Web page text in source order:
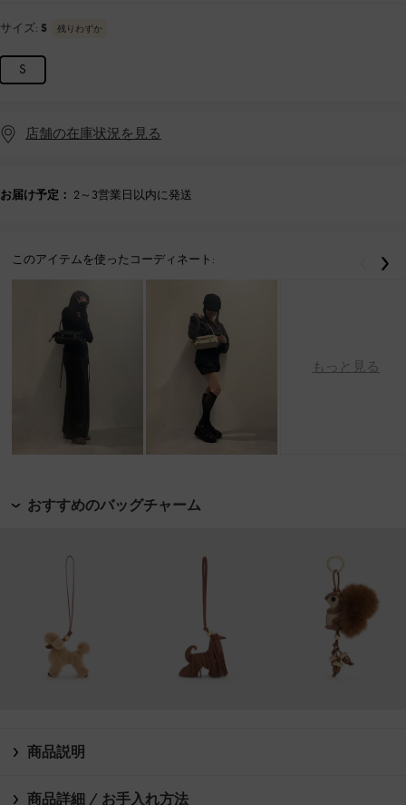
サイズ: S 残りわずか
S
店舗の在庫状況を見る
お届け予定： 2～3営業日以内に発送
このアイテムを使ったコーディネート:
もっと見る
戻る
おすすめのバッグチャーム
商品説明
商品詳細 / お手入れ方法